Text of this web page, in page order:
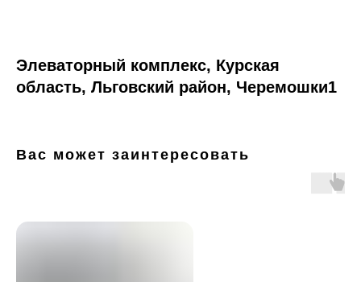
Элеваторный комплекс, Курская
область, Льговский район, Черемошки1
Вас может заинтересовать